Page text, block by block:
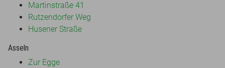
Martinstraße 41
Rutzendorfer Weg
Husener Straße
Asseln
Zur Egge